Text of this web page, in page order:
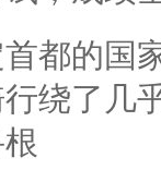
都的国
绕了几